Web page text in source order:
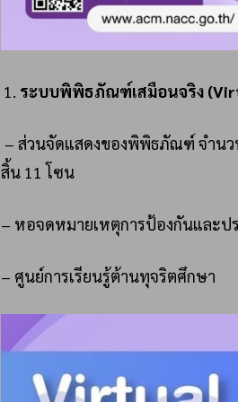
ระบบพิพิธภัณฑ์เสมือนจริง
– ส่วนจัดแสดงของพิพิธภัณฑ์ จำนว
สิ้น 11 โซน
– หอจดหมายเหตุการป้องกันและป
– ศูนย์การเรียนรู้ต้านทุจริตศึกษา